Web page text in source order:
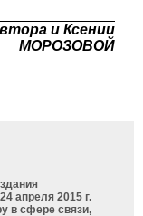
и Ксении
МОРОЗОВОЙ
апреля 2015 г.
в сфере связи,